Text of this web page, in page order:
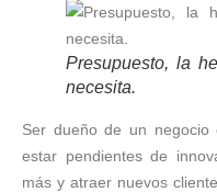
Presupuesto, la
necesita.
Ser dueño de un
estar pendientes de
más y atraer nuevos